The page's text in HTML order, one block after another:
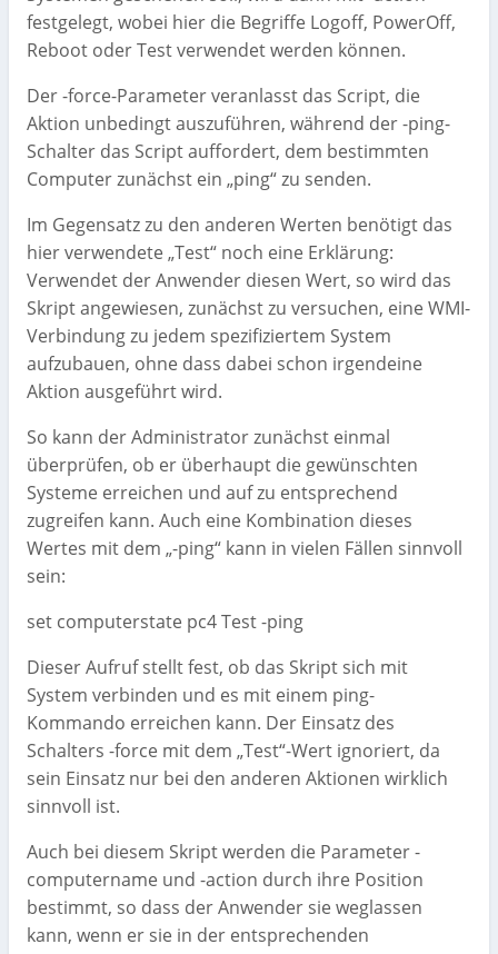
festgelegt, wobei hier die Begriffe Logoff, PowerOff,
Reboot oder Test verwendet werden können.
Der -force-Parameter veranlasst das Script, die
Aktion unbedingt auszuführen, während der -ping-
Schalter das Script auffordert, dem bestimmten
Computer zunächst ein „ping“ zu senden.
Im Gegensatz zu den anderen Werten benötigt das
hier verwendete „Test“ noch eine Erklärung:
Verwendet der Anwender diesen Wert, so wird das
Skript angewiesen, zunächst zu versuchen, eine WMI-
Verbindung zu jedem spezifiziertem System
aufzubauen, ohne dass dabei schon irgendeine
Aktion ausgeführt wird.
So kann der Administrator zunächst einmal
überprüfen, ob er überhaupt die gewünschten
Systeme erreichen und auf zu entsprechend
zugreifen kann. Auch eine Kombination dieses
Wertes mit dem „-ping“ kann in vielen Fällen sinnvoll
sein:
set computerstate pc4 Test -ping
Dieser Aufruf stellt fest, ob das Skript sich mit
System verbinden und es mit einem ping-
Kommando erreichen kann. Der Einsatz des
Schalters -force mit dem „Test“-Wert ignoriert, da
sein Einsatz nur bei den anderen Aktionen wirklich
sinnvoll ist.
Auch bei diesem Skript werden die Parameter -
computername und -action durch ihre Position
bestimmt, so dass der Anwender sie weglassen
kann, wenn er sie in der entsprechenden